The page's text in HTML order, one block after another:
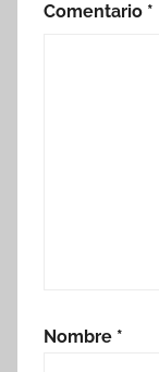
Comentario *
Nombre *